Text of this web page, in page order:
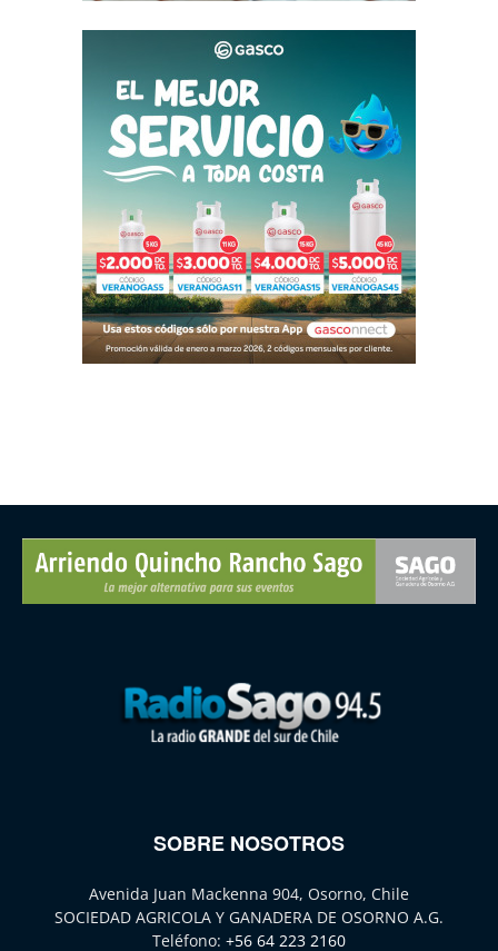
SOBRE NOSOTROS
Avenida Juan Mackenna 904, Osorno, Chile
SOCIEDAD AGRICOLA Y GANADERA DE OSORNO A.G.
Teléfono: +56 64 223 2160